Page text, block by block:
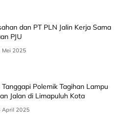
dan PT PLN Jalin Kerja Sama
PJU
Mei 2025
Polemik Tagihan Lampu
Jalan di Limapuluh Kota
April 2025